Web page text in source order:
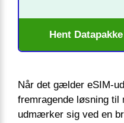
Hent Datapakke
Når det gælder eSIM-
fremragende løsning til
udmærker sig ved en